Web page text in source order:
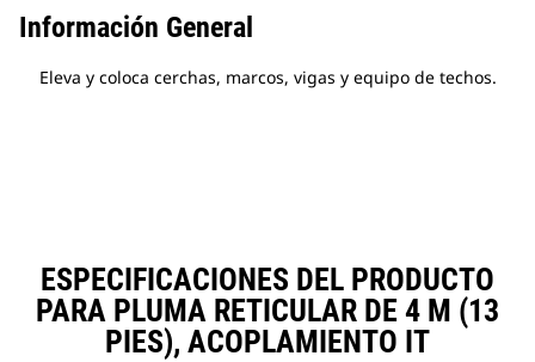
Información General
Eleva y coloca cerchas, marcos, vigas y equipo de techos.
ESPECIFICACIONES DEL PRODUCTO
PARA PLUMA RETICULAR DE 4 M (13
PIES), ACOPLAMIENTO IT